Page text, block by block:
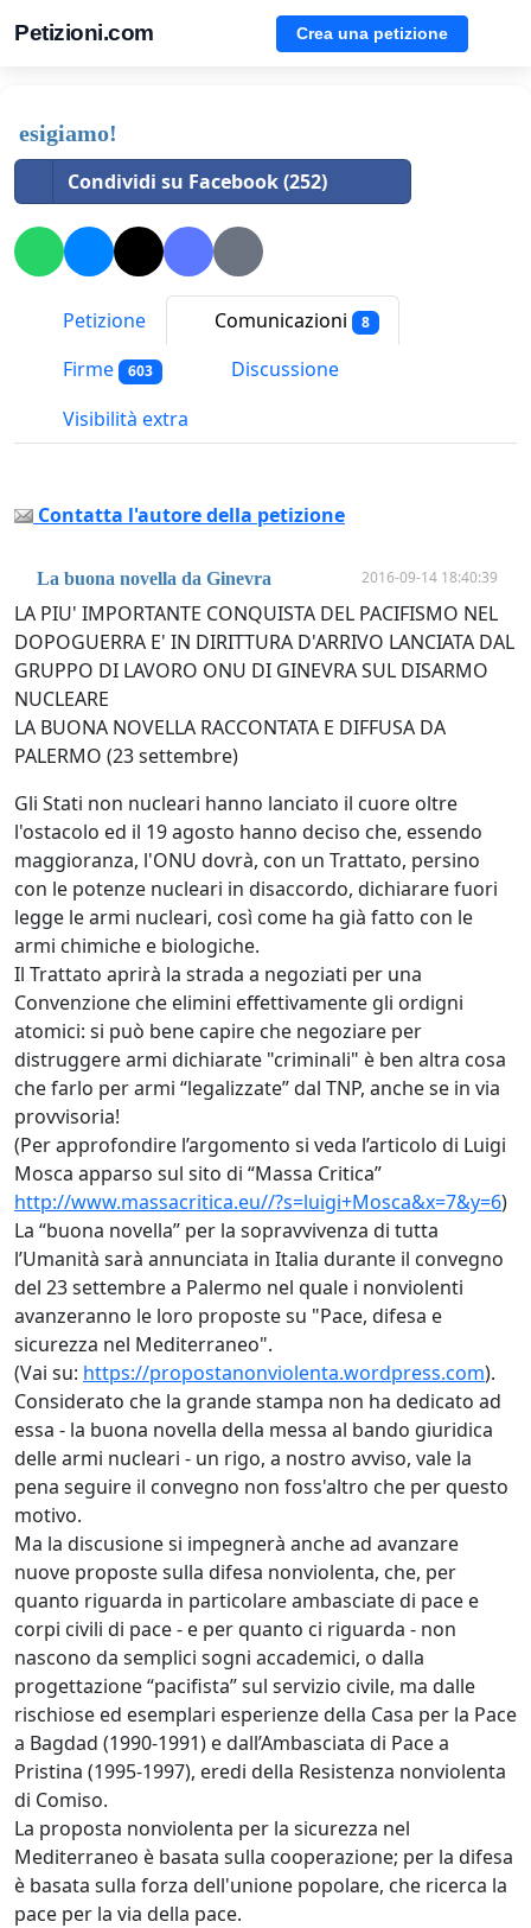
Petizioni.com Crea una petizione
esigiamo!
Condividi su Facebook (252)
Petizione Comunicazioni 8
Firme 603
Discussione
Visibilità extra
Contatta l'autore della petizione
La buona novella da Ginevra 2016-09-14 18:40:39
LA PIU' IMPORTANTE CONQUISTA DEL PACIFISMO NEL
DOPOGUERRA E' IN DIRITTURA D'ARRIVO LANCIATA DAL
GRUPPO DI LAVORO ONU DI GINEVRA SUL DISARMO
NUCLEARE
LA BUONA NOVELLA RACCONTATA E DIFFUSA DA
PALERMO (23 settembre)
Gli Stati non nucleari hanno lanciato il cuore oltre
l'ostacolo ed il 19 agosto hanno deciso che, essendo
maggioranza, l'ONU dovrà, con un Trattato, persino
con le potenze nucleari in disaccordo, dichiarare fuori
legge le armi nucleari, così come ha già fatto con le
armi chimiche e biologiche.
Il Trattato aprirà la strada a negoziati per una
Convenzione che elimini effettivamente gli ordigni
atomici: si può bene capire che negoziare per
distruggere armi dichiarate "criminali" è ben altra cosa
che farlo per armi “legalizzate” dal TNP, anche se in via
provvisoria!
(Per approfondire l’argomento si veda l’articolo di Luigi
Mosca apparso sul sito di “Massa Critica”
http://www.massacritica.eu//?s=luigi+Mosca&x=7&y=6)
La “buona novella” per la sopravvivenza di tutta
l’Umanità sarà annunciata in Italia durante il convegno
del 23 settembre a Palermo nel quale i nonviolenti
avanzeranno le loro proposte su "Pace, difesa e
sicurezza nel Mediterraneo".
(Vai su: https://propostanonviolenta.wordpress.com).
Considerato che la grande stampa non ha dedicato ad
essa - la buona novella della messa al bando giuridica
delle armi nucleari - un rigo, a nostro avviso, vale la
pena seguire il convegno non foss'altro che per questo
motivo.
Ma la discusione si impegnerà anche ad avanzare
nuove proposte sulla difesa nonviolenta, che, per
quanto riguarda in particolare ambasciate di pace e
corpi civili di pace - e per quanto ci riguarda - non
nascono da semplici sogni accademici, o dalla
progettazione “pacifista” sul servizio civile, ma dalle
rischiose ed esemplari esperienze della Casa per la Pace
a Bagdad (1990-1991) e dall’Ambasciata di Pace a
Pristina (1995-1997), eredi della Resistenza nonviolenta
di Comiso.
La proposta nonviolenta per la sicurezza nel
Mediterraneo è basata sulla cooperazione; per la difesa
è basata sulla forza dell'unione popolare, che ricerca la
pace per la via della pace.